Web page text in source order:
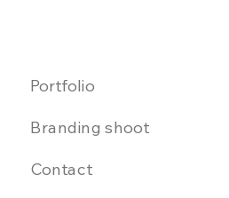
Portfolio
Branding shoot
Contact